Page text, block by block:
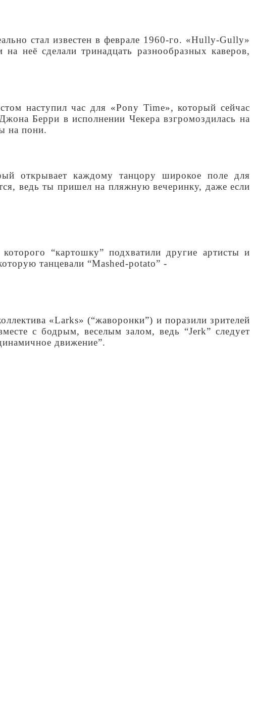
стал известен в феврале 1960-го. «Hully-Gully»
неё сделали тринадцать разнообразных каверов,
наступил час для «Pony Time», который сейчас
Берри в исполнении Чекера взгромоздилась на
на пони.
открывает каждому танцору широкое поле для
ведь ты пришел на пляжную вечеринку, даже если
“картошку” подхватили другие артисты и
танцевали “Mashed-potato” -
«Larks» (“жаворонки”) и поразили зрителей
с бодрым, веселым залом, ведь “Jerk” следует
движение”.